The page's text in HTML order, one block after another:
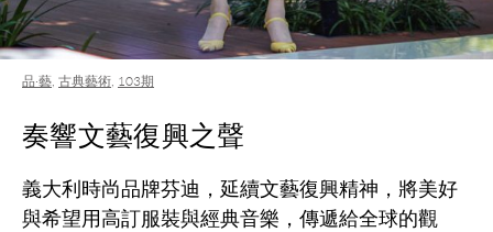
品·藝, 古典藝術, 103期
奏響文藝復興之聲
義大利時尚品牌芬迪，延續文藝復興精神，將美好
與希望用高訂服裝與經典音樂，傳遞給全球的觀